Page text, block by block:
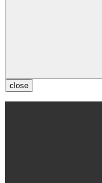
close